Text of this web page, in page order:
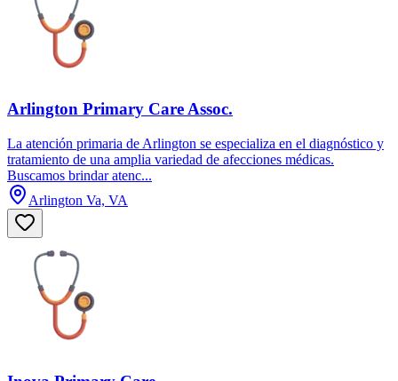
Arlington Primary Care Assoc.
La atención primaria de Arlington se especializa en el diagnóstico y
tratamiento de una amplia variedad de afecciones médicas.
Buscamos brindar atenc...
Arlington Va, VA